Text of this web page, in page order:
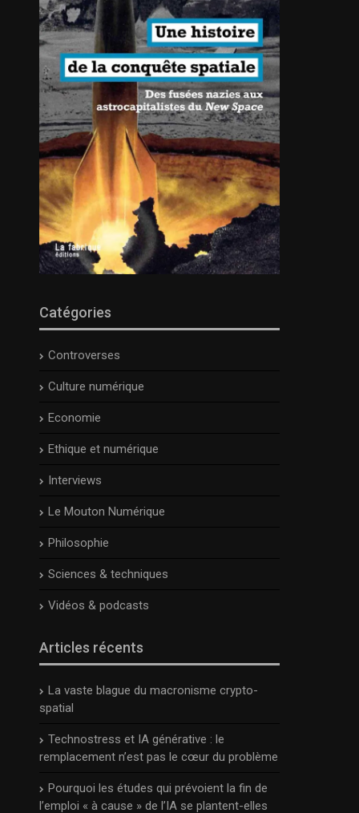
Catégories
Controverses
Culture numérique
Economie
Ethique et numérique
Interviews
Le Mouton Numérique
Philosophie
Sciences & techniques
Vidéos & podcasts
Articles récents
La vaste blague du macronisme crypto-
spatial
Technostress et IA générative : le
remplacement n’est pas le cœur du problème
Pourquoi les études qui prévoient la fin de
l’emploi « à cause » de l’IA se plantent-elles